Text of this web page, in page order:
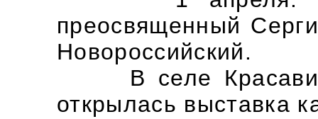
преосвященный
Новороссийский.
В селе Красавино
открылась выставка